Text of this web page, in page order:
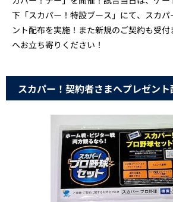
下「スカパー！特設ブース」にて、スカ
ント配布を実施！また新規のご契約も受
へお立ち寄りください！
スカパー！契約者さまへプレゼント